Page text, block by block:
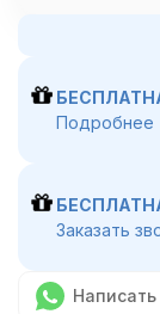
Подробнее
Заказать